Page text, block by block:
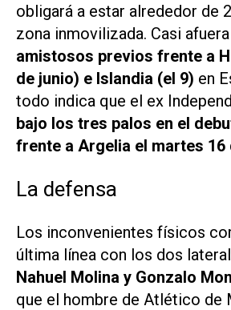
obligará a estar alrededor de
zona inmovilizada. Casi
amistosos previos frente a
de junio) e Islandia (el 9) en
todo indica que el ex
bajo los tres palos en el
frente a Argelia el martes 16
La defensa
Los inconvenientes físicos
última línea con los dos
Nahuel Molina y Gonzalo
que el hombre de Atlético de